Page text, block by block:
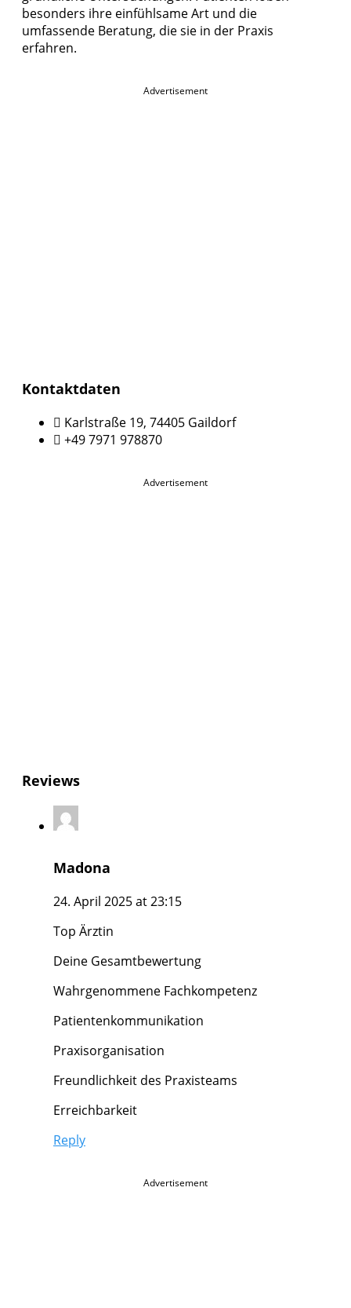
besonders ihre einfühlsame Art und die
umfassende Beratung, die sie in der Praxis
erfahren.
Advertisement
Kontaktdaten
Karlstraße 19, 74405 Gaildorf
+49 7971 978870
Advertisement
Reviews
Madona
24. April 2025 at 23:15
Top Ärztin
Deine Gesamtbewertung
Wahrgenommene Fachkompetenz
Patientenkommunikation
Praxisorganisation
Freundlichkeit des Praxisteams
Erreichbarkeit
Reply
Advertisement